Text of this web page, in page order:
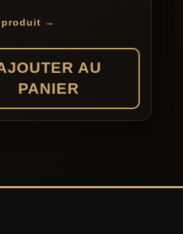
produit →
AU
PANIER